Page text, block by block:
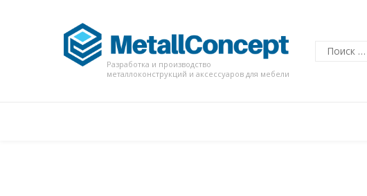
Разработка и производство
металлоконструкций и аксессуаров для мебели
Поиск